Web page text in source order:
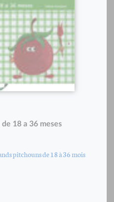
18 a 36 meses
pitchouns de 18 à 36 mois